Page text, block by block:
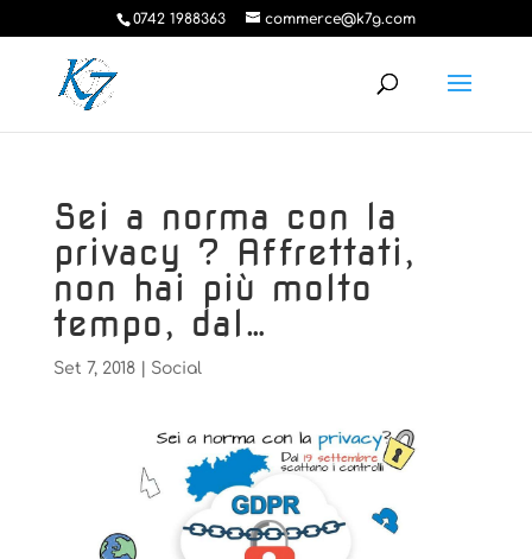
0742 1988363 commerce@k7g.com
Sei a norma con la
privacy ? Affrettati,
non hai più molto
tempo, dal…
Set 7, 2018| Social